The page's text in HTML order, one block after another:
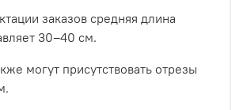
заказов средняя длина
30–40 см.
могут присутствовать отрезы